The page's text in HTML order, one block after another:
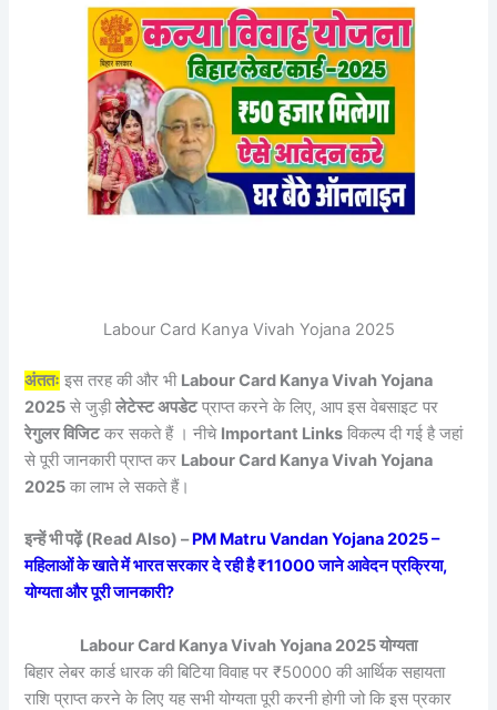
Labour Card Kanya Vivah Yojana 2025
अंततः इस तरह की और भी Labour Card Kanya Vivah Yojana
2025 से जुड़ीलेटेस्ट अपडेटप्राप्त करने के लिए, आप इस वेबसाइट पर
रेगुलर विजिटकर सकते हैं । नीचे Important Links विकल्प दी गई है जहां
से पूरी जानकारी प्राप्त कर Labour Card Kanya Vivah Yojana
2025 का लाभ ले सकते हैं।
इन्हें भी पढ़ें (Read Also) –PM Matru Vandan Yojana 2025 –
महिलाओं के खाते में भारत सरकार दे रही है ₹11000 जाने आवेदन प्रक्रिया,
योग्यता और पूरी जानकारी?
Labour Card Kanya Vivah Yojana 2025 योग्यता
बिहार लेबर कार्ड धारक की बिटिया विवाह पर ₹50000 की आर्थिक सहायता
राशि प्राप्त करने के लिए यह सभी योग्यता पूरी करनी होगी जो कि इस प्रकार